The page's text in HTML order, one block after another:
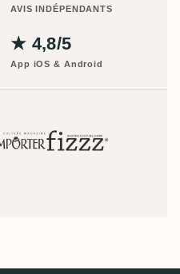
AVIS INDÉPENDANTS
★ 4,8/5
App iOS & Android